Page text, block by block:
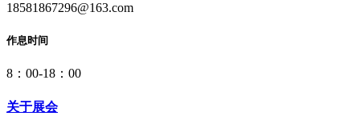
18581867296@163.com
作息时间
8：00-18：00
关于展会